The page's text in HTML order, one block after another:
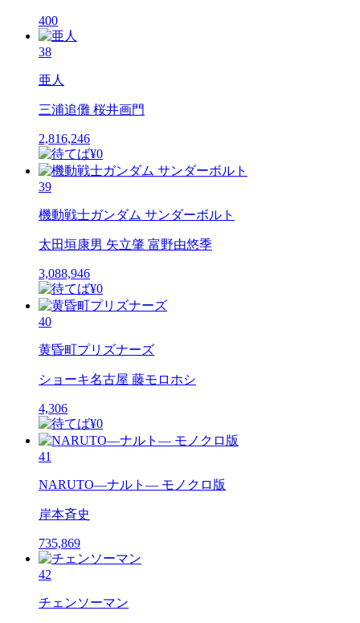
400
38
亜人
三浦追儺 桜井画門
2,816,246
39
機動戦士ガンダム サンダーボルト
太田垣康男 矢立肇 富野由悠季
3,088,946
40
黄昏町プリズナーズ
ショーキ名古屋 藤モロホシ
4,306
41
NARUTO―ナルト― モノクロ版
岸本斉史
735,869
42
チェンソーマン